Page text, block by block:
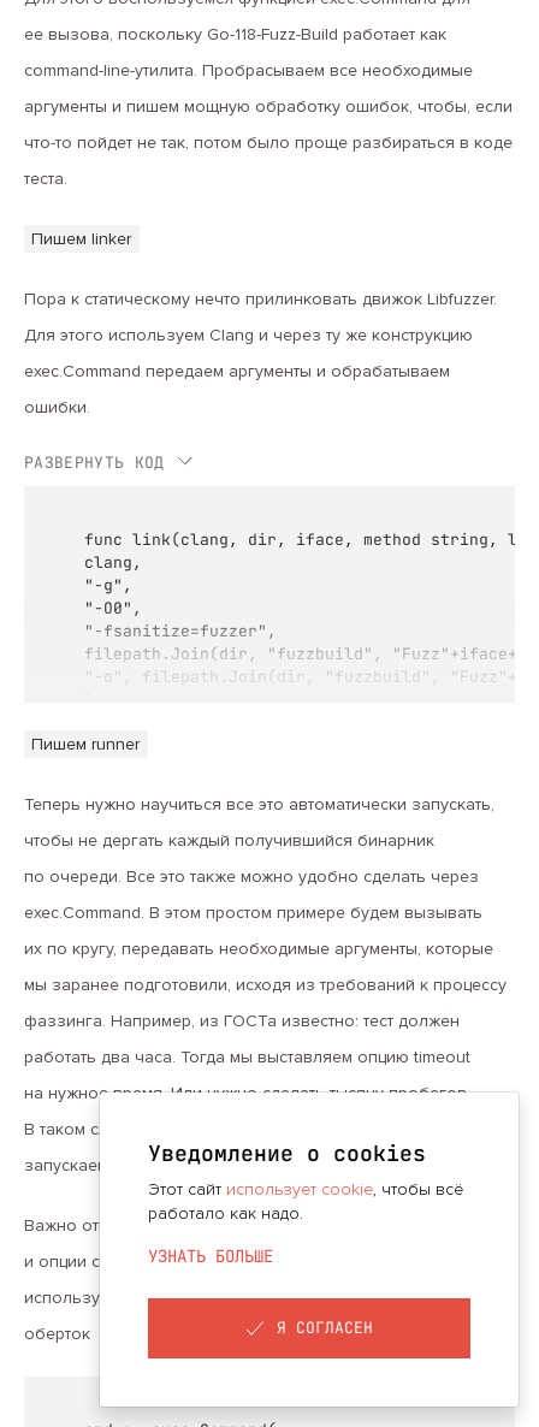
ее вызова, поскольку Go-118-Fuzz-Build работает как
command-line-утилита. Пробрасываем все необходимые
аргументы и пишем мощную обработку ошибок, чтобы, если
что-то пойдет не так, потом было проще разбираться в коде
теста.
Пишем linker
Пора к статическому нечто прилинковать движок Libfuzzer.
Для этого используем Clang и через ту же конструкцию
exec.Command передаем аргументы и обрабатываем
ошибки.
func link(clang, dir, iface, method string, log
clang,
"-g",
"-O0",
"-fsanitize=fuzzer",
filepath.Join(dir, "fuzzbuild",
"-o", filepath.Join(dir, "fuzzbuild",
РАЗВЕРНУТЬ КОД
Пишем runner
Теперь нужно научиться все это автоматически запускать,
чтобы не дергать каждый получившийся бинарник
по очереди. Все это также можно удобно сделать через
exec.Command. В этом простом примере будем вызывать
их по кругу, передавать необходимые аргументы, которые
мы заранее подготовили, исходя из требований к процессу
фаззинга. Например, из ГОСТа известно: тест должен
работать два часа. Тогда мы выставляем опцию timeout
на нужное время. Или нужно сделать тысячу пробегов.
В таком случае выставим опцию runs на 1000. И после этого
запускаем соответствующий бинар.
Важно отметить, что все эти опции имеют тот же вид, что
и опции самого libfuzzer, поэтому они будут понятны
используемому фаззинг-движку без дополнительных
оберток
Уведомление о cookies
Этот сайт использует cookie, чтобы всё
работало как надо.
УЗНАТЬ БОЛЬШЕ
Я СОГЛАСЕН